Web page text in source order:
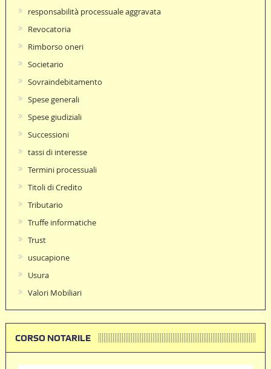
responsabilità processuale aggravata
Revocatoria
Rimborso oneri
Societario
Sovraindebitamento
Spese generali
Spese giudiziali
Successioni
tassi di interesse
Termini processuali
Titoli di Credito
Tributario
Truffe informatiche
Trust
usucapione
Usura
Valori Mobiliari
CORSO NOTARILE